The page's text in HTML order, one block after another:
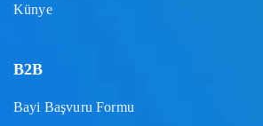
Künye
B2B
Bayi Başvuru Formu